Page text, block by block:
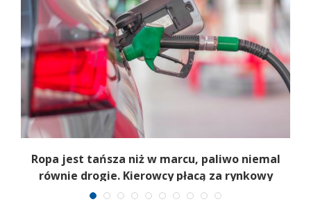
Ropa jest tańsza niż w marcu, paliwo niemal
równie drogie. Kierowcy płacą za rynkowy
paradoks